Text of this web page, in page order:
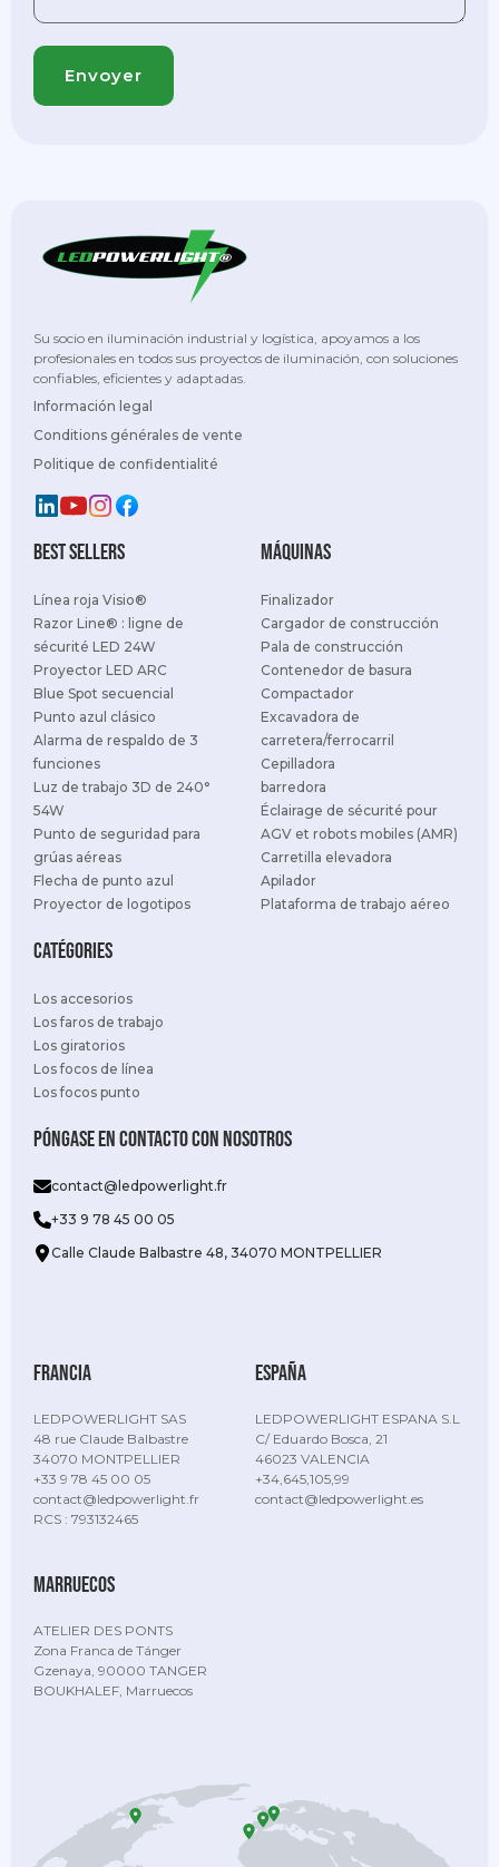
Su socio en iluminación industrial y logística, apoyamos a los
profesionales en todos sus proyectos de iluminación, con soluciones
confiables, eficientes y adaptadas.
Información legal
Conditions générales de vente
Politique de confidentialité
best sellers
Línea roja Visio®
Razor Line® : ligne de
sécurité LED 24W
Proyector LED ARC
Blue Spot secuencial
Punto azul clásico
Alarma de respaldo de 3
funciones
Luz de trabajo 3D de 240°
54W
Punto de seguridad para
grúas aéreas
Flecha de punto azul
Proyector de logotipos
Catégories
Los accesorios
Los faros de trabajo
Los giratorios
Los focos de línea
Los focos punto
Máquinas
Finalizador
Cargador de construcción
Pala de construcción
Contenedor de basura
Compactador
Excavadora de
carretera/ferrocarril
Cepilladora
barredora
Éclairage de sécurité pour
AGV et robots mobiles (AMR)
Carretilla elevadora
Apilador
Plataforma de trabajo aéreo
Póngase en contacto con nosotros
contact@ledpowerlight.fr
+33 9 78 45 00 05
Calle Claude Balbastre 48, 34070 MONTPELLIER
Francia
LEDPOWERLIGHT SAS
48 rue Claude Balbastre
34070 MONTPELLIER
+33 9 78 45 00 05
contact@ledpowerlight.fr
RCS : 793132465
España
LEDPOWERLIGHT ESPANA S.L
C/ Eduardo Bosca, 21
46023 VALENCIA
+34,645,105,99
contact@ledpowerlight.es
Marruecos
ATELIER DES PONTS
Zona Franca de Tánger
Gzenaya, 90000 TANGER
BOUKHALEF, Marruecos